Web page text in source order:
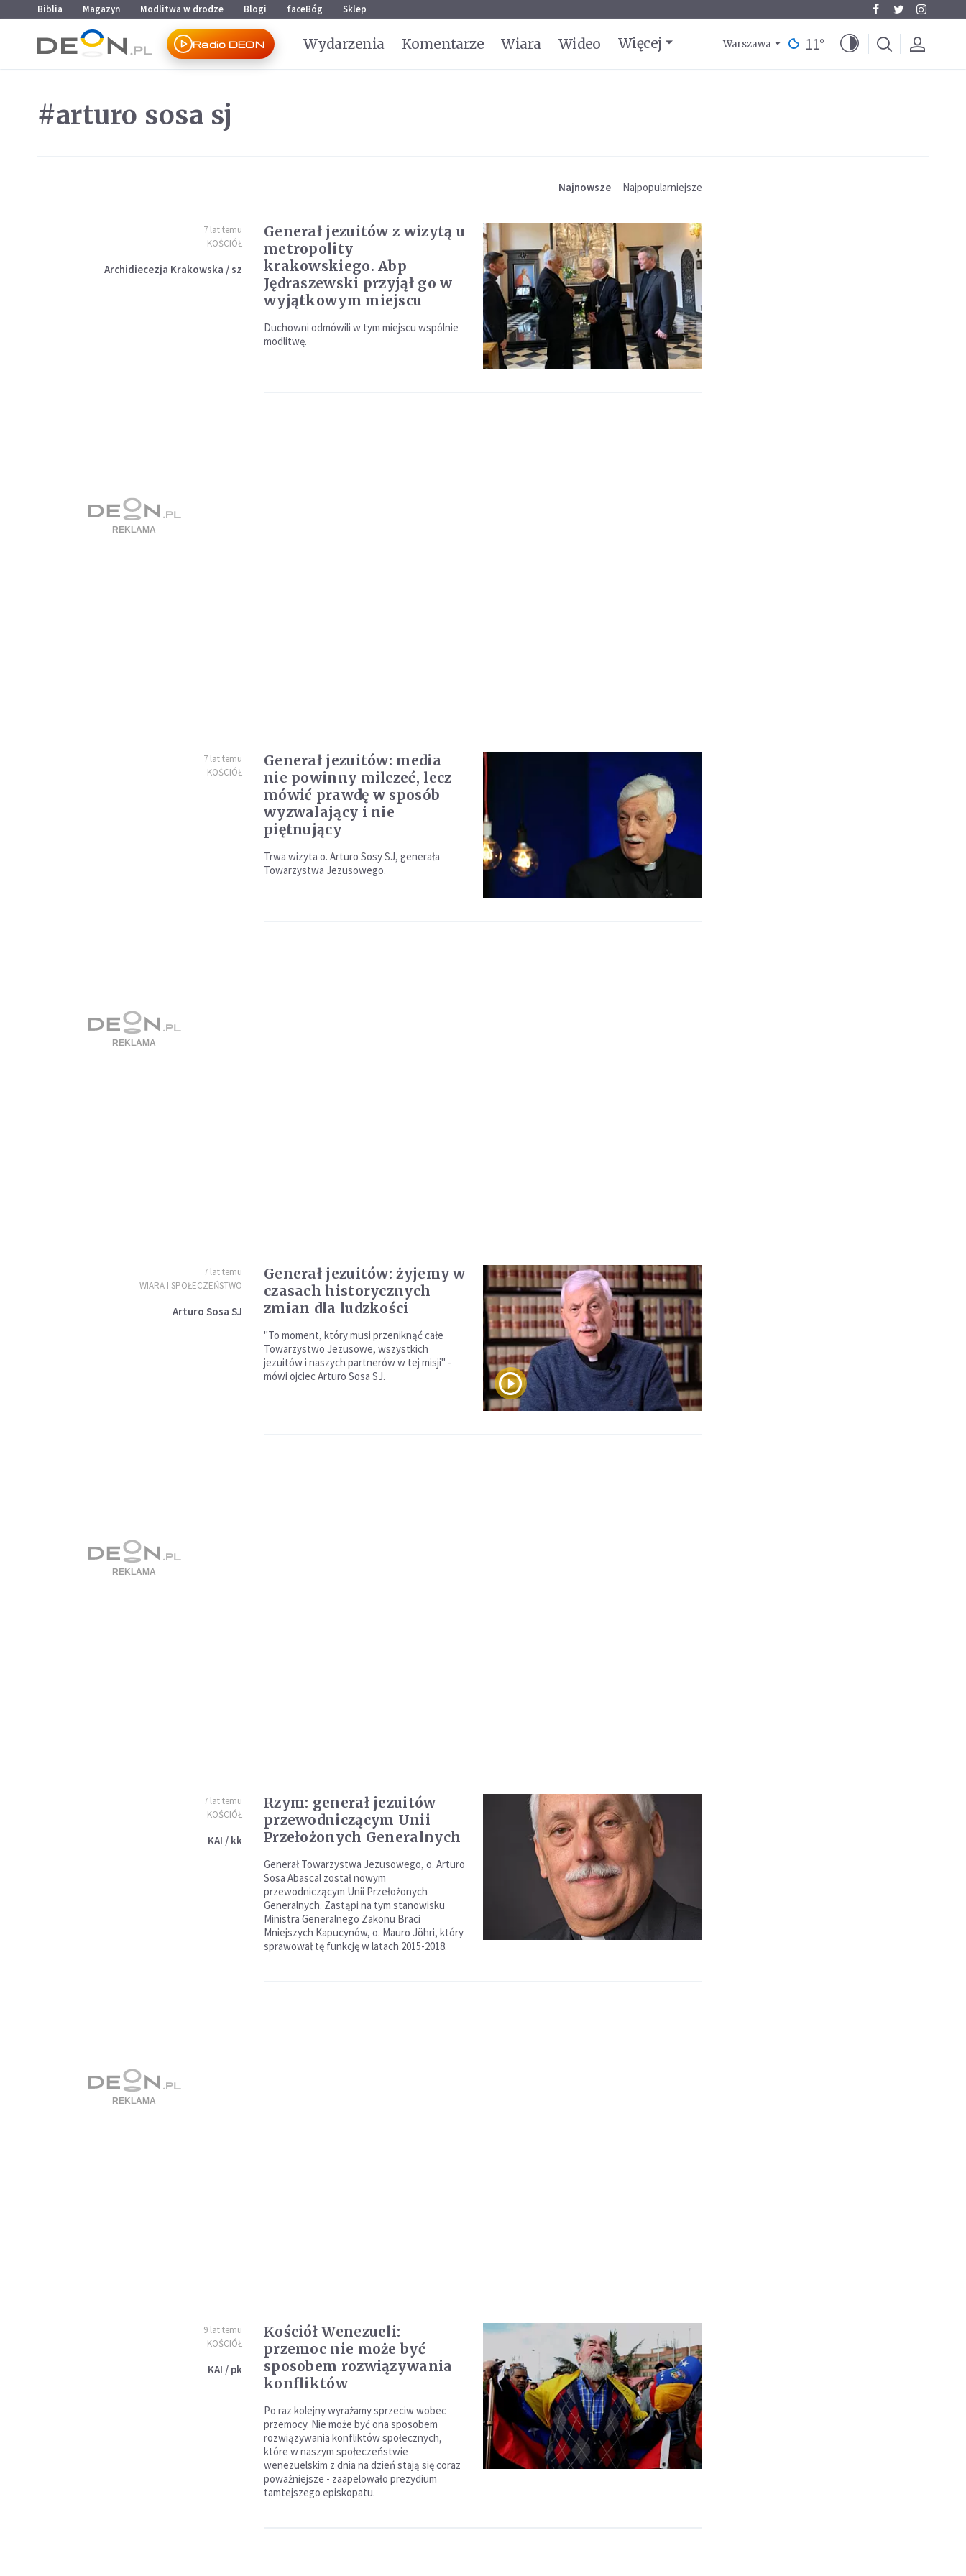
Przejdź do menu głównego
Przejdź do treści
Biblia Magazyn Modlitwa w drodze Blogi faceBóg Sklep
Radio DEON Wydarzenia Komentarze Wiara Wideo Więcej Warszawa 11°
#arturo sosa sj
Najnowsze Najpopularniejsze
7 lat temu
KOŚCIÓŁ
Archidiecezja Krakowska / sz
Generał jezuitów z wizytą u
metropolity
krakowskiego. Abp
Jędraszewski przyjął go w
wyjątkowym miejscu
Duchowni odmówili w tym miejscu wspólnie
modlitwę.
7 lat temu
KOŚCIÓŁ
Generał jezuitów: media
nie powinny milczeć, lecz
mówić prawdę w sposób
wyzwalający i nie
piętnujący
Trwa wizyta o. Arturo Sosy SJ, generała
Towarzystwa Jezusowego.
7 lat temu
WIARA I SPOŁECZEŃSTWO
Arturo Sosa SJ
Generał jezuitów: żyjemy w
czasach historycznych
zmian dla ludzkości
"To moment, który musi przeniknąć całe
Towarzystwo Jezusowe, wszystkich
jezuitów i naszych partnerów w tej misji" -
mówi ojciec Arturo Sosa SJ.
7 lat temu
KOŚCIÓŁ
KAI / kk
Rzym: generał jezuitów
przewodniczącym Unii
Przełożonych Generalnych
Generał Towarzystwa Jezusowego, o. Arturo
Sosa Abascal został nowym
przewodniczącym Unii Przełożonych
Generalnych. Zastąpi na tym stanowisku
Ministra Generalnego Zakonu Braci
Mniejszych Kapucynów, o. Mauro Jöhri, który
sprawował tę funkcję w latach 2015-2018.
9 lat temu
KOŚCIÓŁ
KAI / pk
Kościół Wenezueli:
przemoc nie może być
sposobem rozwiązywania
konfliktów
Po raz kolejny wyrażamy sprzeciw wobec
przemocy. Nie może być ona sposobem
rozwiązywania konfliktów społecznych,
które w naszym społeczeństwie
wenezuelskim z dnia na dzień stają się coraz
poważniejsze - zaapelowało prezydium
tamtejszego episkopatu.